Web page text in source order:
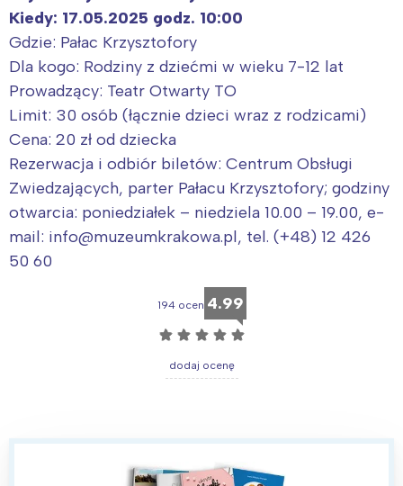
Kiedy: 17.05.2025 godz. 10:00
Gdzie: Pałac Krzysztofory
Dla kogo: Rodziny z dziećmi w wieku 7-12 lat
Prowadzący: Teatr Otwarty TO
Limit: 30 osób (łącznie dzieci wraz z rodzicami)
Cena: 20 zł od dziecka
Rezerwacja i odbiór biletów: Centrum Obsługi
Zwiedzających, parter Pałacu Krzysztofory; godziny
otwarcia: poniedziałek – niedziela 10.00 – 19.00, e-
mail: info@muzeumkrakowa.pl, tel. (+48) 12 426
50 60
194 ocen 4.99
☆ ☆ ☆ ☆ ☆
dodaj ocenę